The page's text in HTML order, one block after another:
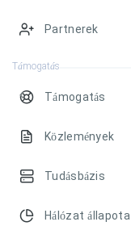
Partnerek
Támogatás
Támogatás
Közlemények
Tudásbázis
Hálózat állapota